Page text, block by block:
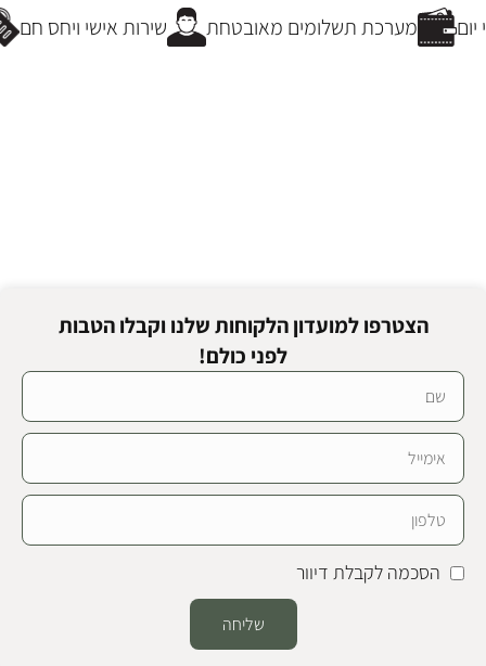
שירות אישי ויחס חם מערכת תשלומים מאובטחת
הצטרפו למועדון הלקוחות שלנו וקבלו הטבות
לפני כולם!
הסכמה לקבלת דיוור
שליחה